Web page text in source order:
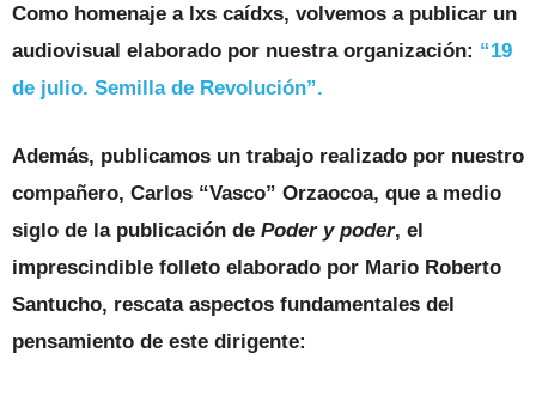
Como homenaje a lxs caídxs, volvemos a publicar un
audiovisual elaborado por nuestra organización: “19
de julio. Semilla de Revolución”.
Además, publicamos un trabajo realizado por nuestro
compañero, Carlos “Vasco” Orzaocoa, que a medio
siglo de la publicación de Poder y poder, el
imprescindible folleto elaborado por Mario Roberto
Santucho, rescata aspectos fundamentales del
pensamiento de este dirigente: